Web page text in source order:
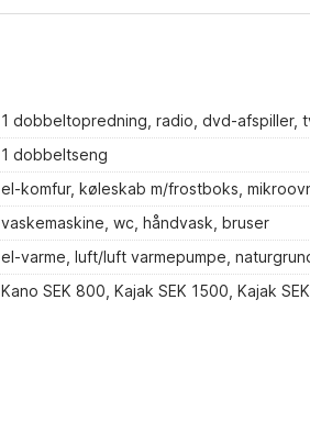
1 dobbeltopredning, radio, dvd-afspiller,
1 dobbeltseng
el-komfur, køleskab m/frostboks,
vaskemaskine, wc, håndvask, bruser
el-varme, luft/luft varmepumpe,
Kano SEK 800, Kajak SEK 1500, Kajak